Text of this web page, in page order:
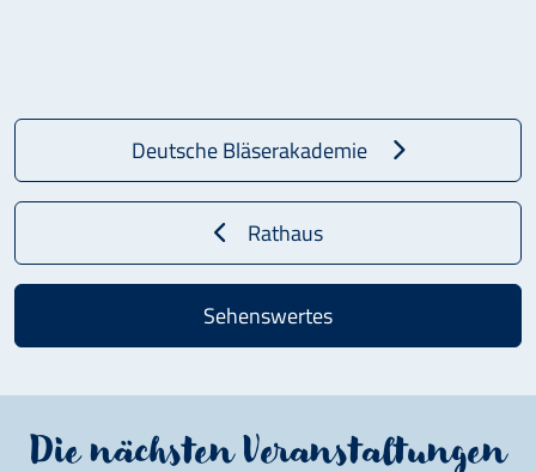
Sehenswertes
Deutsche Bläserakademie
Rathaus
Die nächsten Veranstaltungen